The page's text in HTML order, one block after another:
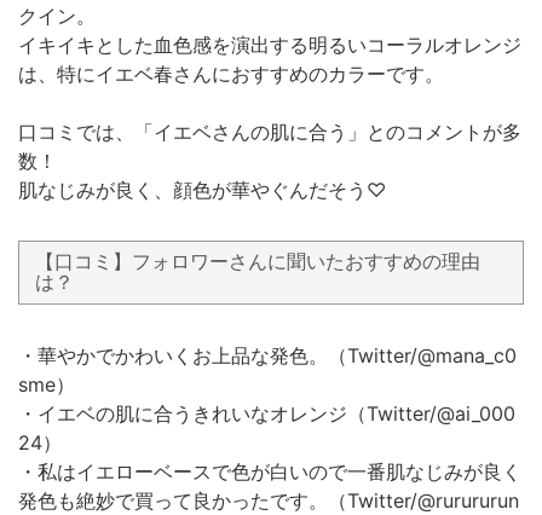
クイン。
イキイキとした血色感を演出する明るいコーラルオレンジ
は、特にイエベ春さんにおすすめのカラーです。
口コミでは、「イエベさんの肌に合う」とのコメントが多
数！
肌なじみが良く、顔色が華やぐんだそう♡
【口コミ】フォロワーさんに聞いたおすすめの理由
は？
・華やかでかわいくお上品な発色。（Twitter/@mana_c0
sme）
・イエベの肌に合うきれいなオレンジ（Twitter/@ai_000
24）
・私はイエローベースで色が白いので一番肌なじみが良く
発色も絶妙で買って良かったです。（Twitter/@rurururun